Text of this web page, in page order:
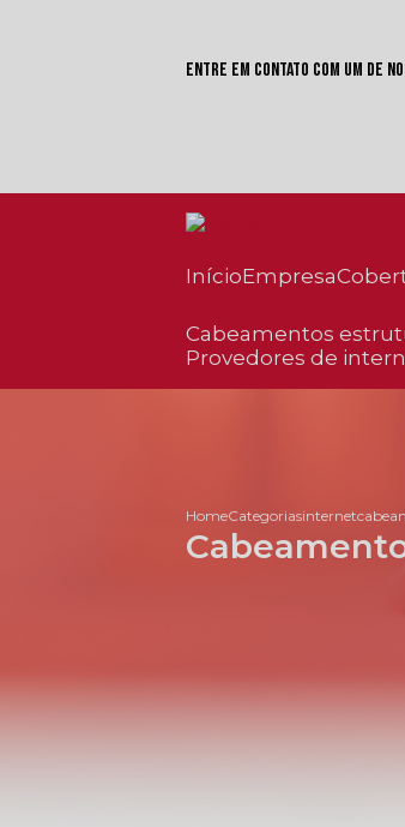
Entre em contato com um de
Início Empresa
cabeamentos
provedores de
HomeCategoriasinternet